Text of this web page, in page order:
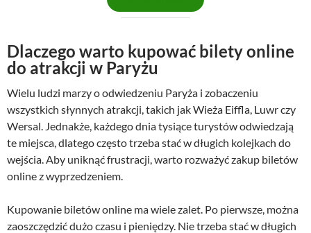
Dlaczego warto kupować bilety online
do atrakcji w Paryżu
Wielu ludzi marzy o odwiedzeniu Paryża i zobaczeniu
wszystkich słynnych atrakcji, takich jak Wieża Eiffla, Luwr czy
Wersal. Jednakże, każdego dnia tysiące turystów odwiedzają
te miejsca, dlatego często trzeba stać w długich kolejkach do
wejścia. Aby uniknąć frustracji, warto rozważyć zakup biletów
online z wyprzedzeniem.
Kupowanie biletów online ma wiele zalet. Po pierwsze, można
zaoszczędzić dużo czasu i pieniędzy. Nie trzeba stać w długich